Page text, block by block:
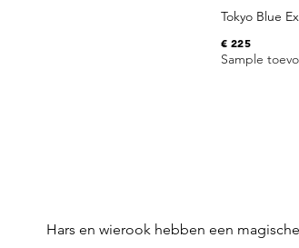
Tokyo Blue
Sample
€ 225
Hars en wierook hebben een